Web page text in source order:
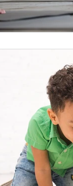
AUXILIAR DE
MONITOR DE
MAQUILLAJE
MONITOR